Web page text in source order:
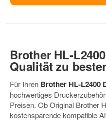
Brother HL-
Qualität zu
Für Ihren Brother HL-L2400
hochwertiges
Preisen. Ob Original Brother
kostensparende kompatible